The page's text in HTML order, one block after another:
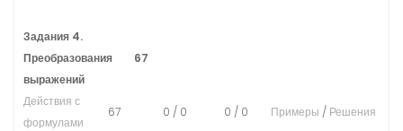
Задания 4.
Преобразования
выражений
67
Действия с
формулами
67 0 / 0 0 / 0 Примеры /Решения